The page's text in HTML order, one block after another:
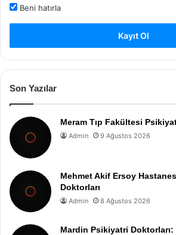
Beni hatırla
Kayıt Ol
Son Yazılar
Meram Tıp Fakültesi
Admin 9 Ağustos 2026
Mehmet Akif Ersoy
Doktorları
Admin 8 Ağustos 2026
Mardin Psikiyatri Doktorları: